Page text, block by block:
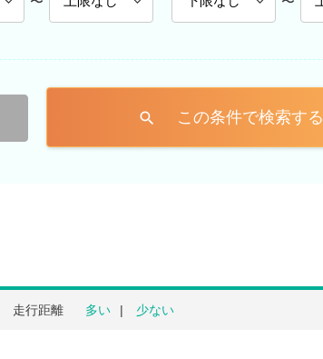
search この条件で検索する
走行距離 多い 少ない